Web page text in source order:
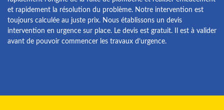
et rapidement la résolution du problème. Notre intervention est
toujours calculée au juste prix. Nous établissons un devis
intervention en urgence sur place. Le devis est gratuit. Il est à valider
avant de pouvoir commencer les travaux d’urgence.